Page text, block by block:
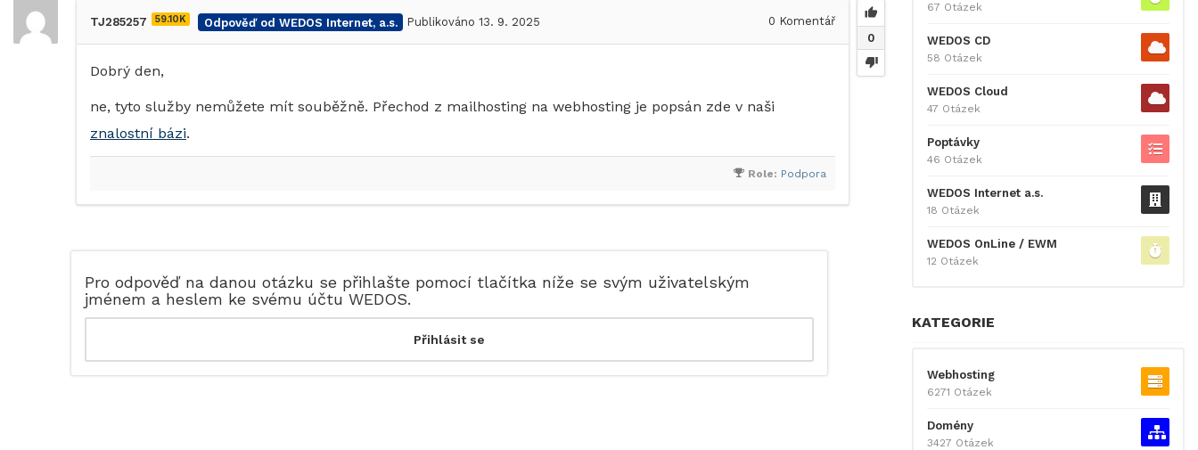
0
TJ285257 59.10K Odpověď od WEDOS Internet, a.s. Publikováno 13. 9. 2025 0 Komentář
Dobrý den,
ne, tyto služby nemůžete mít souběžně. Přechod z mailhosting na webhosting je popsán zde v naši
znalostní bázi.
Role: Podpora
Pro odpověď na danou otázku se přihlašte pomocí tlačítka níže se svým uživatelským
jménem a heslem ke svému účtu WEDOS.
67 Otázek
WEDOS CD
58 Otázek
WEDOS Cloud
47 Otázek
Poptávky
46 Otázek
WEDOS Internet a.s.
18 Otázek
WEDOS OnLine / EWM
12 Otázek
KATEGORIE
Webhosting
6271 Otázek
Domény
3427 Otázek